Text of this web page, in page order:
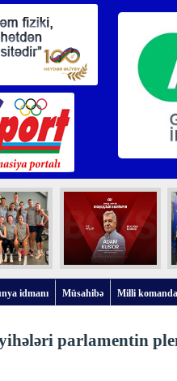
idmanı Müsahibə Milli
parlamentin